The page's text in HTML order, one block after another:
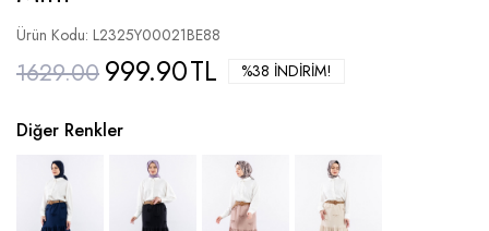
Ürün Kodu: L2325Y00021BE88
1629.00 999.90TL %38 İNDIRIM!
Diğer Renkler